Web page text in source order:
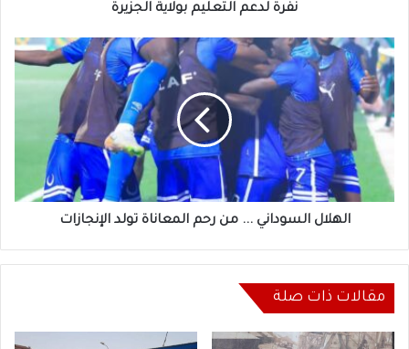
نفرة لدعم التعليم بولاية الجزيرة
الهلال
السوداني
...
من
رحم
المعاناة
تولد
الإنجازات
الهلال السوداني ... من رحم المعاناة تولد الإنجازات
مقالات ذات صلة